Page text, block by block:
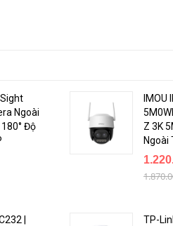
Ngoài
Độ
IMOU
Z 3K
Ngoài
|
TP-